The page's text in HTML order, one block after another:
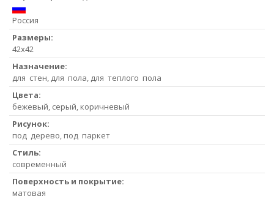
Россия
Размеры:
42x42
Назначение:
для стен, для пола, для теплого пола
Цвета:
бежевый, серый, коричневый
Рисунок:
под дерево, под паркет
Стиль:
современный
Поверхность и покрытие:
матовая